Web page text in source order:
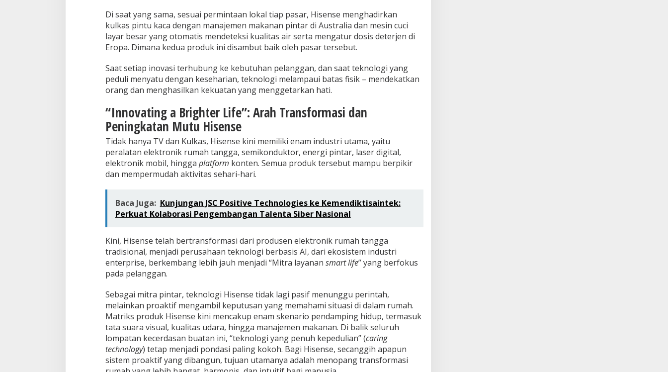
Di saat yang sama, sesuai permintaan lokal tiap pasar, Hisense menghadirkan
kulkas pintu kaca dengan manajemen makanan pintar di Australia dan mesin cuci
layar besar yang otomatis mendeteksi kualitas air serta mengatur dosis deterjen di
Eropa. Dimana kedua produk ini disambut baik oleh pasar tersebut.
Saat setiap inovasi terhubung ke kebutuhan pelanggan, dan saat teknologi yang
peduli menyatu dengan keseharian, teknologi melampaui batas fisik – mendekatkan
orang dan menghasilkan kekuatan yang menggetarkan hati.
“Innovating a Brighter Life”: Arah Transformasi dan
Peningkatan Mutu Hisense
Tidak hanya TV dan Kulkas, Hisense kini memiliki enam industri utama, yaitu
peralatan elektronik rumah tangga, semikonduktor, energi pintar, laser digital,
elektronik mobil, hingga platform konten. Semua produk tersebut mampu berpikir
dan mempermudah aktivitas sehari-hari.
Baca Juga: Kunjungan JSC Positive Technologies ke Kemendiktisaintek:
Perkuat Kolaborasi Pengembangan Talenta Siber Nasional
Kini, Hisense telah bertransformasi dari produsen elektronik rumah tangga
tradisional, menjadi perusahaan teknologi berbasis AI, dari ekosistem industri
enterprise, berkembang lebih jauh menjadi “Mitra layanan smart life” yang berfokus
pada pelanggan.
​Sebagai mitra pintar, teknologi Hisense tidak lagi pasif menunggu perintah,
melainkan proaktif mengambil keputusan yang memahami situasi di dalam rumah.
Matriks produk Hisense kini mencakup enam skenario pendamping hidup, termasuk
tata suara visual, kualitas udara, hingga manajemen makanan. ​Di balik seluruh
lompatan kecerdasan buatan ini, “teknologi yang penuh kepedulian” (caring
technology) tetap menjadi pondasi paling kokoh. Bagi Hisense, secanggih apapun
sistem proaktif yang dibangun, tujuan utamanya adalah menopang transformasi